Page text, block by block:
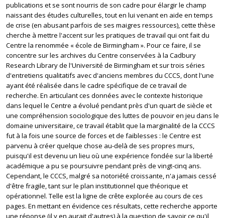
publications et se sont nourris de son cadre pour élargir le champ
naissant des études culturelles, tout en lui venant en aide en temps
de crise (en abusant parfois de ses maigres ressources), cette thèse
cherche à mettre l'accent sur les pratiques de travail qui ont fait du
Centre la renommée « école de Birmingham ». Pour ce faire, il se
concentre sur les archives du Centre conservées à la Cadbury
Research Library de l'Université de Birmingham et sur trois séries
d'entretiens qualitatifs avec d'anciens membres du CCCS, dont l'une
ayant été réalisée dans le cadre spécifique de ce travail de
recherche. En articulant ces données avec le contexte historique
dans lequel le Centre a évolué pendant près d'un quart de siècle et
une compréhension sociologique des luttes de pouvoir en jeu dans le
domaine universitaire, ce travail établit que la marginalité de la CCCS
fut à la fois une source de forces et de faiblesses : le Centre est
parvenu à créer quelque chose au-delà de ses propres murs,
puisqu'il est devenu un lieu où une expérience fondée sur la liberté
académique a pu se poursuivre pendant près de vingt-cinq ans.
Cependant, le CCCS, malgré sa notoriété croissante, n'a jamais cessé
d'être fragile, tant sur le plan institutionnel que théorique et
opérationnel. Telle est la ligne de crête explorée au cours de ces
pages. En mettant en évidence ces résultats, cette recherche apporte
une réponse (il y en aurait d'autres) à la question de savoir ce qu'il